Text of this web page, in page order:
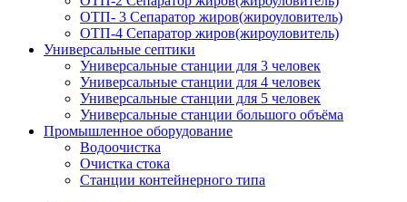
ОТП- 3 Сепаратор жиров(жироуловитель)
ОТП-4 Сепаратор жиров(жироуловитель)
Универсальные септики
Универсальные станции для 3 человек
Универсальные станции для 4 человек
Универсальные станции для 5 человек
Универсальные станции большого объёма
Промышленное оборудование
Водоочистка
Очистка стока
Станции контейнерного типа